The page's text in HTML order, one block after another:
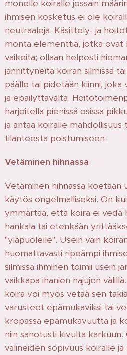
monelle koiralle jossain
ihmisen kosketus ei ole
neutraaleja. Käsittely- ja
monta elementtiä, jotka ovat
vaikeita; ollaan helposti
jännittyneitä koiran silmissä
päälle tai pidetään kiinni, joka
ja epäilyttävältä.
harjoitella pienissä osissa
ja antaa koiralle mahdollisuus
tilanteesta poistumiseen.
Vetäminen hihnassa
Vetäminen hihnassa koetaan
käytös ongelmalliseksi. On
ymmärtää, että koira ei vedä
hankala tai etenkään
"yläpuolelle". Usein vain
huomattavasti ripeämpi
silmissä ihminen toimii usein
vaikkapa ihanien hajujen
koira voi myös vetää sen
varusteet epämukaviksi tai
kropassa epämukavuutta ja
niin sanotusti kivulta karkuun.
välineiden sopivuus koiralle